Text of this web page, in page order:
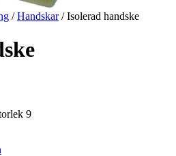
/Handskar/ Isolerad handske
9